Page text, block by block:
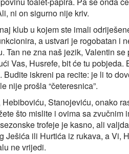
ni on sigurno nije kriv.
klub u kojem ste imali
a ustvari je rogobatan i
Tan ne zna naš jezik, Valentin
Vas, Husrefe, bit će tu
iskreni pa recite: je li to
nije prošla “četeresnica”.
Stanojeviću, onako
što mislite i ovima sa zvučnim
trofeje je kasno, ali
Ješića ili Hurtića iz rukava, a Vi,
ne vrijedi.